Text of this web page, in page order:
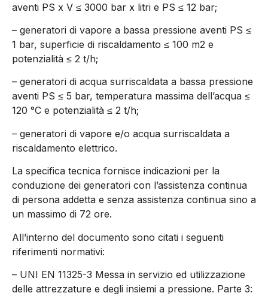
aventi PS x V ≤ 3000 bar x litri e PS ≤ 12 bar;
– generatori di vapore a bassa pressione aventi PS ≤
1 bar, superficie di riscaldamento ≤ 100 m2 e
potenzialità ≤ 2 t/h;
– generatori di acqua surriscaldata a bassa pressione
aventi PS ≤ 5 bar, temperatura massima dell’acqua ≤
120 °C e potenzialità ≤ 2 t/h;
– generatori di vapore e/o acqua surriscaldata a
riscaldamento elettrico.
La specifica tecnica fornisce indicazioni per la
conduzione dei generatori con l’assistenza continua
di persona addetta e senza assistenza continua sino a
un massimo di 72 ore.
All’interno del documento sono citati i seguenti
riferimenti normativi:
– UNI EN 11325-3 Messa in servizio ed utilizzazione
delle attrezzature e degli insiemi a pressione. Parte 3: